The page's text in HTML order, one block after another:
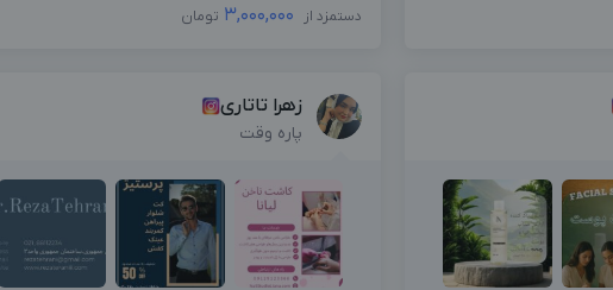
دستمزد از 3,000,000 تومان
زهرا تاتاری
پاره وقت